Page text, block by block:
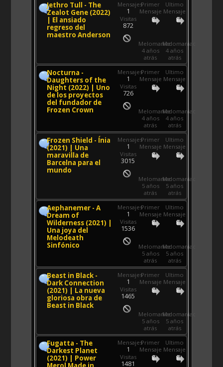
Jethro Tull - The
Zealot Gene (2022)
| El ansiado
regreso del
maestro Anderson
Ultimo
Mensaje
Melomaniac
4 años
atrás
Primer
Mensaje
Melomaniac
4 años
atrás
Mensajes
1
Visitas
872
Nocturna -
Daughters of the
Night (2022) | Uno
de los proyectos
del fundador de
Frozen Crown
Ultimo
Mensaje
Melomaniac
4 años
atrás
Primer
Mensaje
Melomaniac
4 años
atrás
Mensajes
1
Visitas
726
Frozen Shield - Ínia
(2021) | Una
maravilla de
Barcelna para el
mundo
Ultimo
Mensaje
Melomaniac
5 años
atrás
Primer
Mensaje
Melomaniac
5 años
atrás
Mensajes
1
Visitas
3015
Aephanemer - A
Dream of
Wilderness (2021) |
Una joya del
Melodeath
Sinfónico
Ultimo
Mensaje
Melomaniac
5 años
atrás
Primer
Mensaje
Melomaniac
5 años
atrás
Mensajes
1
Visitas
1536
Beast in Black -
Dark Connection
(2021) | La nueva
gloriosa obra de
Beast in Black
Ultimo
Mensaje
Melomaniac
5 años
atrás
Primer
Mensaje
Melomaniac
5 años
atrás
Mensajes
1
Visitas
1465
Fugatta - The
Darkest Planet
(2021) | Power
Ultimo
Mensaje
Primer
Mensaje
Mensajes
1
Visitas
1481